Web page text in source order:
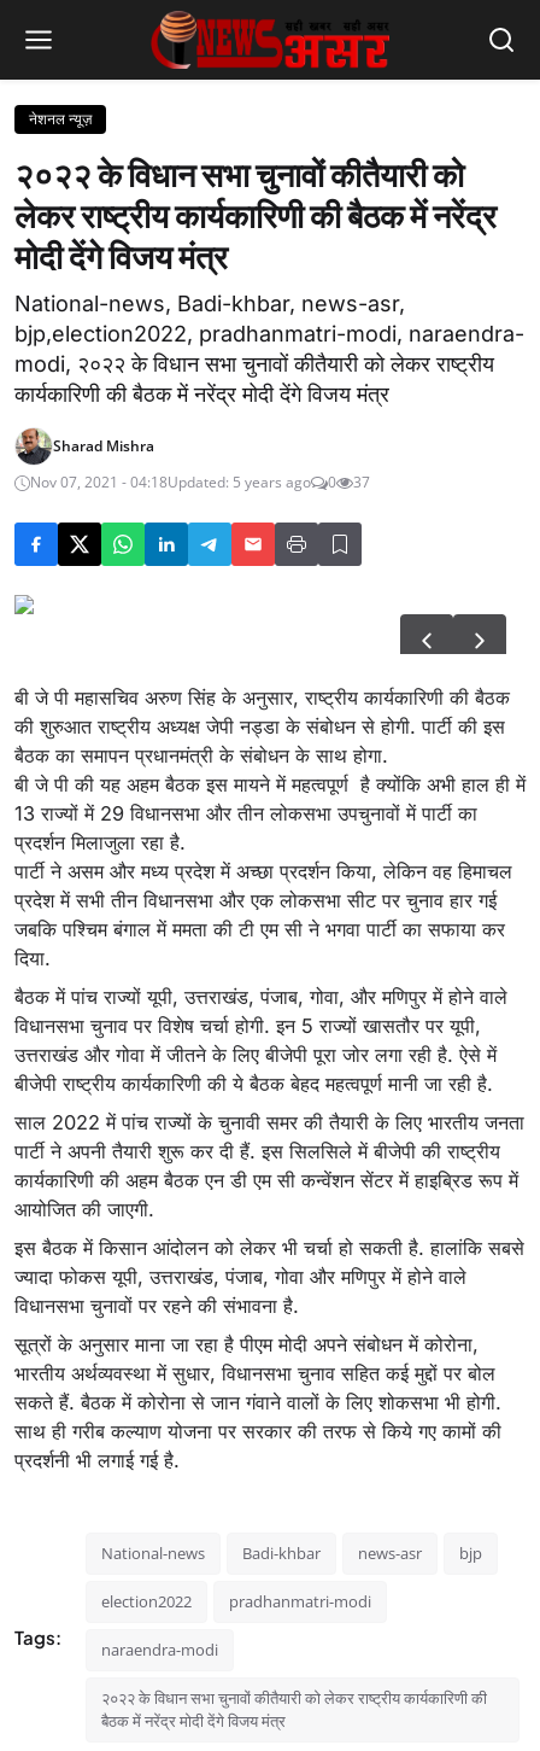
नेशनल न्यूज़
२०२२ के विधान सभा चुनावों कीतैयारी को
लेकर राष्ट्रीय कार्यकारिणी की बैठक में नरेंद्र
मोदी देंगे विजय मंत्र
National-news, Badi-khbar, news-asr,
bjp,election2022, pradhanmatri-modi, naraendra-
modi, २०२२ के विधान सभा चुनावों कीतैयारी को लेकर राष्ट्रीय
कार्यकारिणी की बैठक में नरेंद्र मोदी देंगे विजय मंत्र
Sharad Mishra
Nov 07, 2021 - 04:18Updated: 5 years ago 0 37
बी जे पी महासचिव अरुण सिंह के अनुसार, राष्ट्रीय कार्यकारिणी की बैठक
की शुरुआत राष्ट्रीय अध्यक्ष जेपी नड्डा के संबोधन से होगी. पार्टी की इस
बैठक का समापन प्रधानमंत्री के संबोधन के साथ होगा.
बी जे पी की यह अहम बैठक इस मायने में महत्वपूर्ण है क्योंकि अभी हाल ही में
13 राज्यों में 29 विधानसभा और तीन लोकसभा उपचुनावों में पार्टी का
प्रदर्शन मिलाजुला रहा है.
पार्टी ने असम और मध्य प्रदेश में अच्छा प्रदर्शन किया, लेकिन वह हिमाचल
प्रदेश में सभी तीन विधानसभा और एक लोकसभा सीट पर चुनाव हार गई
जबकि पश्चिम बंगाल में ममता की टी एम सी ने भगवा पार्टी का सफाया कर
दिया.
बैठक में पांच राज्यों यूपी, उत्तराखंड, पंजाब, गोवा, और मणिपुर में होने वाले
विधानसभा चुनाव पर विशेष चर्चा होगी. इन 5 राज्यों खासतौर पर यूपी,
उत्तराखंड और गोवा में जीतने के लिए बीजेपी पूरा जोर लगा रही है. ऐसे में
बीजेपी राष्ट्रीय कार्यकारिणी की ये बैठक बेहद महत्वपूर्ण मानी जा रही है.
साल 2022 में पांच राज्यों के चुनावी समर की तैयारी के लिए भारतीय जनता
पार्टी ने अपनी तैयारी शुरू कर दी हैं. इस सिलसिले में बीजेपी की राष्ट्रीय
कार्यकारिणी की अहम बैठक एन डी एम सी कन्वेंशन सेंटर में हाइब्रिड रूप में
आयोजित की जाएगी.
इस बैठक में किसान आंदोलन को लेकर भी चर्चा हो सकती है. हालांकि सबसे
ज्यादा फोकस यूपी, उत्तराखंड, पंजाब, गोवा और मणिपुर में होने वाले
विधानसभा चुनावों पर रहने की संभावना है.
सूत्रों के अनुसार माना जा रहा है पीएम मोदी अपने संबोधन में कोरोना,
भारतीय अर्थव्यवस्था में सुधार, विधानसभा चुनाव सहित कई मुद्दों पर बोल
सकते हैं. बैठक में कोरोना से जान गंवाने वालों के लिए शोकसभा भी होगी.
साथ ही गरीब कल्याण योजना पर सरकार की तरफ से किये गए कामों की
प्रदर्शनी भी लगाई गई है.
Tags:
National-news Badi-khbar news-asr bjp
election2022 pradhanmatri-modi
naraendra-modi
२०२२ के विधान सभा चुनावों कीतैयारी को लेकर राष्ट्रीय कार्यकारिणी की
बैठक में नरेंद्र मोदी देंगे विजय मंत्र